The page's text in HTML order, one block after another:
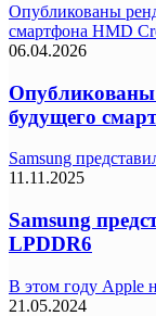
Опубликованы
смартфона HMD
06.04.2026
Опубликованы
будущего
Samsung
11.11.2025
Samsung
LPDDR6
В этом году Apple
21.05.2024